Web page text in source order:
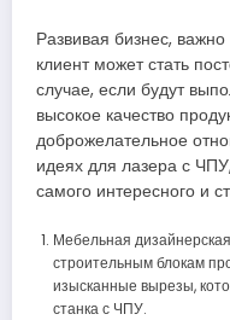
Развивая бизнес,
клиент может стать
случае, если будут
высокое качество
доброжелательное
идеях для лазера с
самого интересного и
Мебельная
строительным блокам
изысканные вырезы,
станка с ЧПУ.